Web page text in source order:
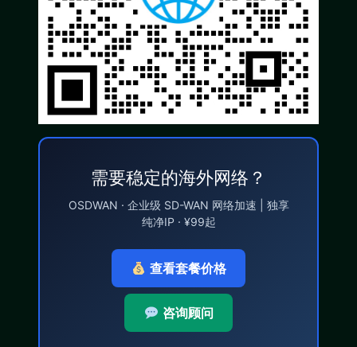
需要稳定的海外网络？
OSDWAN · 企业级 SD-WAN 网络加速 | 独享
纯净IP · ¥99起
查看套餐价格
咨询顾问